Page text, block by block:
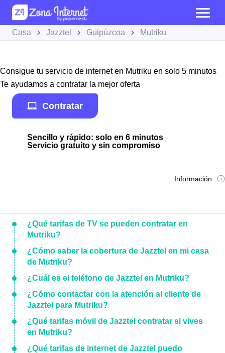
Casa Jazztel Guipúzcoa Mutriku
Consigue tu servicio de internet en Mutriku en solo 5 minutos
Te ayudamos a contratar la mejor oferta
Contratar
Sencillo y rápido: solo en 6 minutos
Servicio gratuito y sin compromiso
Información
¿Qué tarifas de TV se pueden contratar en
Mutriku?
¿Cómo saber la cobertura de Jazztel en mi casa
de Mutriku?
¿Cuál es el teléfono de Jazztel en Mutriku?
¿Cómo contactar con la atención al cliente de
Jazztel para Mutriku?
¿Qué tarifas móvil de Jazztel contratar si vives
en Mutriku?
¿Qué tarifas de internet de Jazztel puedo